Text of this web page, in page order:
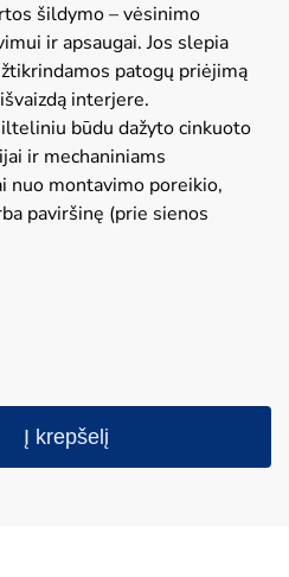
šildymo – vėsinimo
ir apsaugai. Jos slepia
patogų priėjimą
interjere.
būdu dažyto cinkuoto
ir mechaniniams
nuo montavimo poreikio,
paviršinę (prie sienos
Į krepšelį